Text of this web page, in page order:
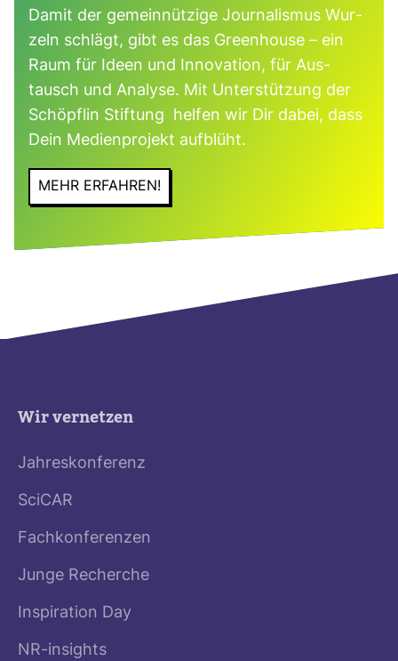
Damit der gemein­nüt­zige Jour­na­lismus Wur­
zeln schlägt, gibt es das Green­house – ein
Raum für Ideen und Inno­va­tion, für Aus­
tausch und Ana­lyse. Mit Unter­stüt­zung der
Schöpflin Stif­tung helfen wir Dir dabei, dass
Dein Medi­en­pro­jekt auf­blüht.
MEHR ERFAHREN!
Wir vernetzen
Jahreskonferenz
SciCAR
Fachkonferenzen
Junge Recherche
Inspiration Day
NR-insights